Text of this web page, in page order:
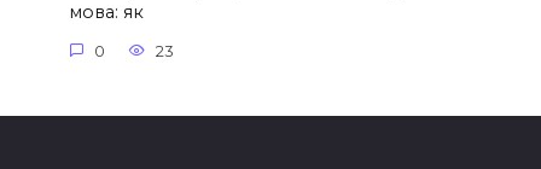
мова: як
0 23